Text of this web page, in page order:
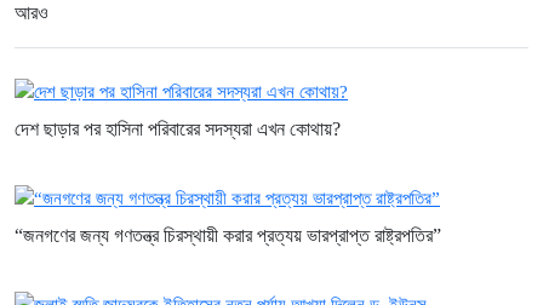
আরও
দেশ ছাড়ার পর হাসিনা পরিবারের সদস্যরা এখন কোথায়?
“জনগণের জন্য গণতন্ত্র চিরস্থায়ী করার প্রত্যয় ভারপ্রাপ্ত রাষ্ট্রপতির”